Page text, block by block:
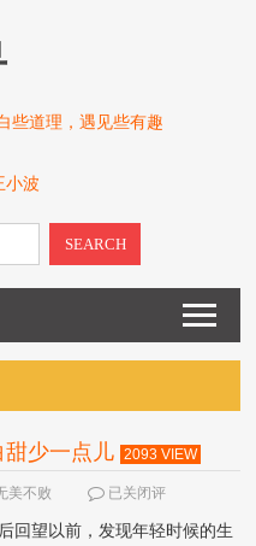
些道理，遇见些有趣
小波
SEARCH
少一点儿 2093 VIEW
美不败
已关闭评
回望以前，发现年轻时候的生